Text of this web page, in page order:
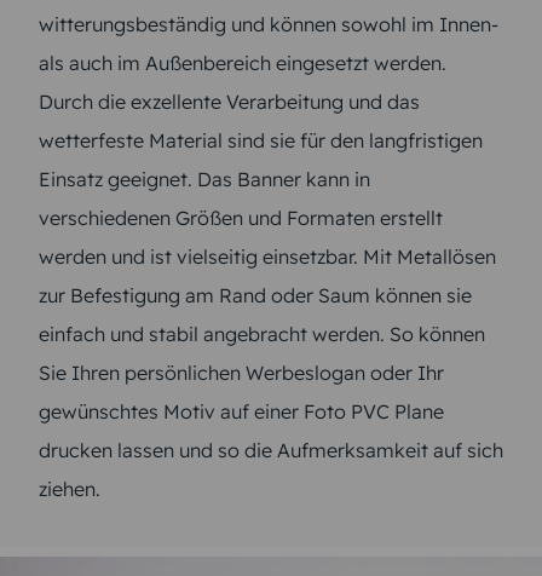
witterungsbeständig und können sowohl im Innen-
als auch im Außenbereich eingesetzt werden.
Durch die exzellente Verarbeitung und das
wetterfeste Material sind sie für den langfristigen
Einsatz geeignet. Das Banner kann in
verschiedenen Größen und Formaten erstellt
werden und ist vielseitig einsetzbar. Mit Metallösen
zur Befestigung am Rand oder Saum können sie
einfach und stabil angebracht werden. So können
Sie Ihren persönlichen Werbeslogan oder Ihr
gewünschtes Motiv auf einer Foto PVC Plane
drucken lassen und so die Aufmerksamkeit auf sich
ziehen.